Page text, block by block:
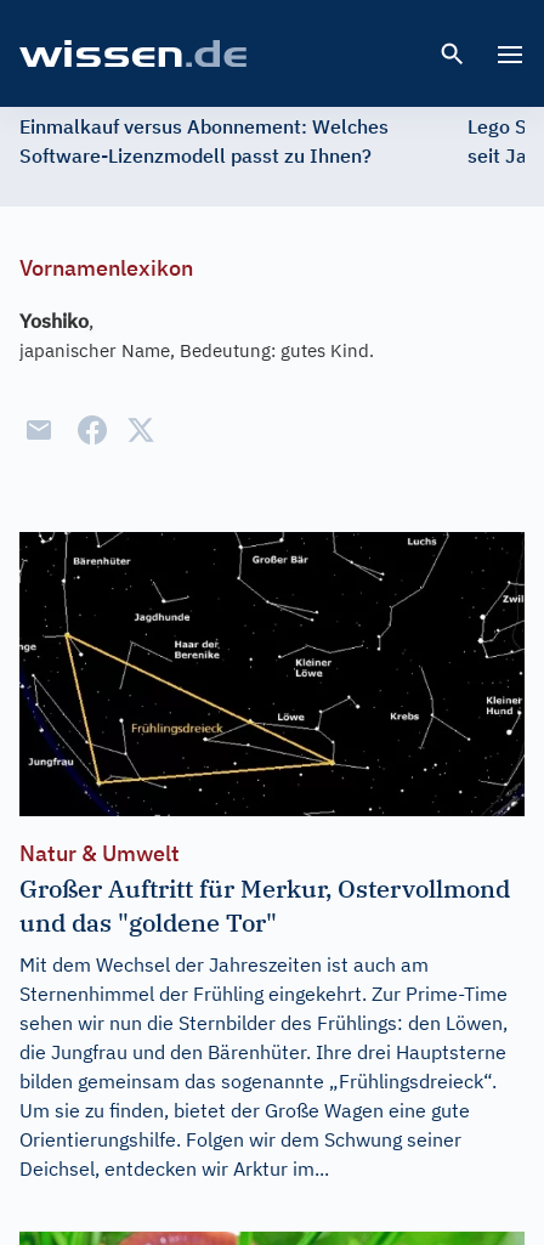
Einmalkauf versus Abonnement: Welches
Software-Lizenzmodell passt zu Ihnen?
Lego
seit
Vornamenlexikon
Yoshiko,
japanischer Name, Bedeutung: gutes Kind.
Natur & Umwelt
Großer Auftritt für Merkur, Ostervollmond
und das "goldene Tor"
Mit dem Wechsel der Jahreszeiten ist auch am
Sternenhimmel der Frühling eingekehrt. Zur Prime-Time
sehen wir nun die Sternbilder des Frühlings: den Löwen,
die Jungfrau und den Bärenhüter. Ihre drei Hauptsterne
bilden gemeinsam das sogenannte „Frühlingsdreieck“.
Um sie zu finden, bietet der Große Wagen eine gute
Orientierungshilfe. Folgen wir dem Schwung seiner
Deichsel, entdecken wir Arktur im...